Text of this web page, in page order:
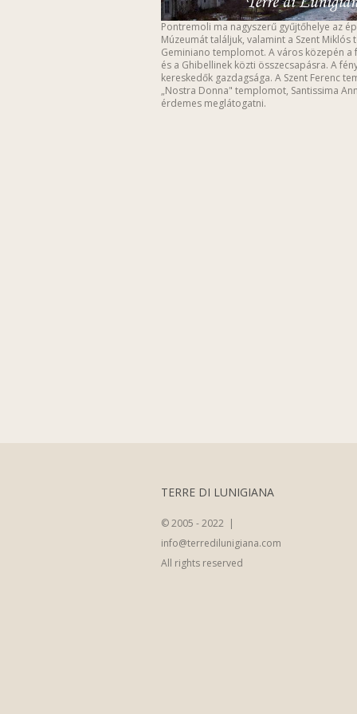
Pontremoli ma nagyszerű gyűjtőhelye az
Múzeumát találjuk, valamint a Szent
Geminiano templomot. A város közepén
és a Ghibellinek közti összecsapásra. A
kereskedők gazdagsága. A Szent Ferenc
„Nostra Donna" templomot, Santissima
érdemes meglátogatni.
TERRE DI LUNIGIANA
© 2005 - 2022 |
info@terredilunigiana.com
All rights reserved